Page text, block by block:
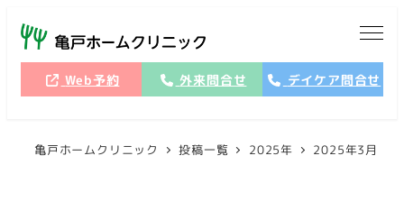
コ
Web予約 外来問合せ デイケア問合せ
亀戸ホームクリニック 投稿一覧 2025年 2025年3月